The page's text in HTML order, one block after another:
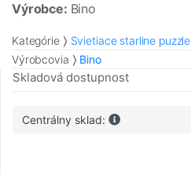
Výrobce: Bino
Kategórie Svietiace starline puzzle
Výrobcovia
Bino
Skladová dostupnost
Centrálny sklad: